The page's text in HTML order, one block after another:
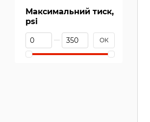
Максимальний тиск,
psi
Від Максимальний тиск, psi
До Максимальний тиск, psi
ОК